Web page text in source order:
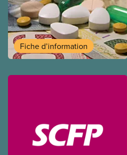
Fiche d’information